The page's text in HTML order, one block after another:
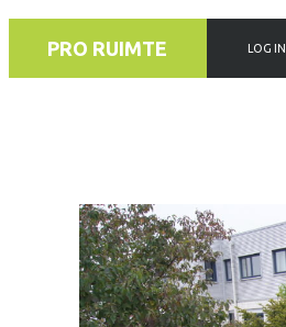
PRO RUIMTE LOG IN